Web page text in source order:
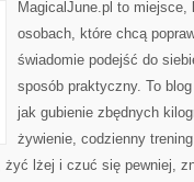
MagicalJune.pl to miejsce,
osobach, które chcą
świadomie podejść do
sposób praktyczny. To
jak gubienie zbędnych
żywienie, codzienny
lżej i czuć się pewniej,